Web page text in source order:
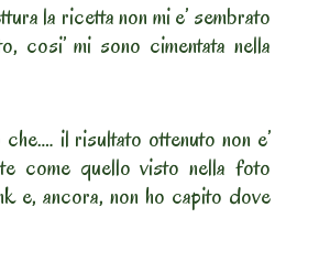
la ricetta non mi e’ sembrato
cosi’ mi sono cimentata nella
il risultato ottenuto non e’
come quello visto nella foto
e, ancora, non ho capito dove